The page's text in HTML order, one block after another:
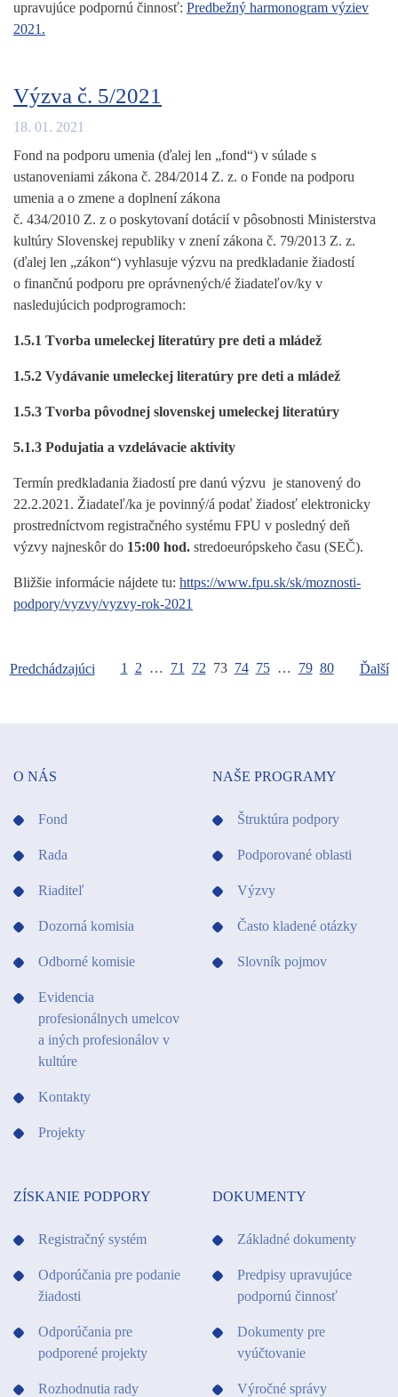
upravujúce podpornú činnosť: Predbežný harmonogram výziev
2021.
Výzva č. 5/2021
18. 01. 2021
Fond na podporu umenia (ďalej len „fond“) v súlade s
ustanoveniami zákona č. 284/2014 Z. z. o Fonde na podporu
umenia a o zmene a doplnení zákona
č. 434/2010 Z. z o poskytovaní dotácií v pôsobnosti Ministerstva
kultúry Slovenskej republiky v znení zákona č. 79/2013 Z. z.
(ďalej len „zákon“) vyhlasuje výzvu na predkladanie žiadostí
o finančnú podporu pre oprávnených/é žiadateľov/ky v
nasledujúcich podprogramoch:
1.5.1 Tvorba umeleckej literatúry pre deti a mládež
1.5.2 Vydávanie umeleckej literatúry pre deti a mládež
1.5.3 Tvorba pôvodnej slovenskej umeleckej literatúry
5.1.3 Podujatia a vzdelávacie aktivity
Termín predkladania žiadostí pre danú výzvu je stanovený do
22.2.2021. Žiadateľ/ka je povinný/á podať žiadosť elektronicky
prostredníctvom registračného systému FPU v posledný deň
výzvy najneskôr do 15:00 hod. stredoeurópskeho času (SEČ).
Bližšie informácie nájdete tu: https://www.fpu.sk/sk/moznosti-
podpory/vyzvy/vyzvy-rok-2021
Predchádzajúci 1 2 … 71 72 73 74 75 … 79 80 Ďalší
O NÁS
Fond
Rada
Riaditeľ
Dozorná komisia
Odborné komisie
Evidencia
profesionálnych umelcov
a iných profesionálov v
kultúre
Kontakty
Projekty
NAŠE PROGRAMY
Štruktúra podpory
Podporované oblasti
Výzvy
Často kladené otázky
Slovník pojmov
ZÍSKANIE PODPORY
Registračný systém
Odporúčania pre podanie
žiadosti
Odporúčania pre
podporené projekty
Rozhodnutia rady
DOKUMENTY
Základné dokumenty
Predpisy upravujúce
podpornú činnosť
Dokumenty pre
vyúčtovanie
Výročné správy